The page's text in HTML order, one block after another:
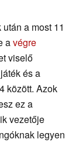
a most 11
avégre
viselő
és a
között. Azok
ez a
vezetője
legyen